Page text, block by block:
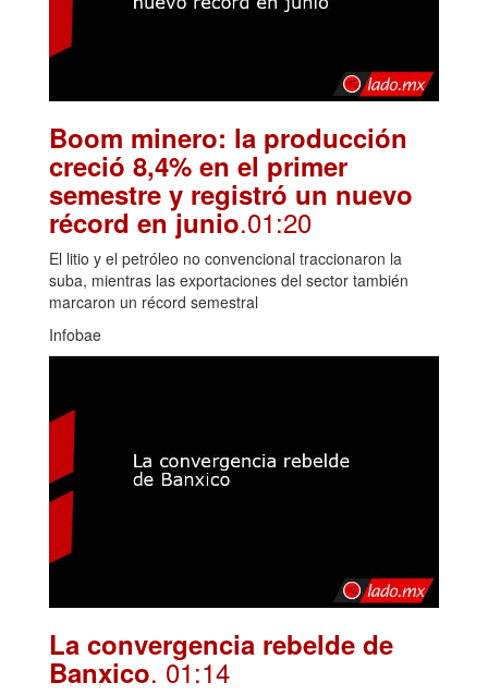
Boom minero: la producción
creció 8,4% en el primer
semestre y registró un nuevo
récord en junio.01:20
El litio y el petróleo no convencional traccionaron la
suba, mientras las exportaciones del sector también
marcaron un récord semestral
Infobae
La convergencia rebelde de
Banxico. 01:14